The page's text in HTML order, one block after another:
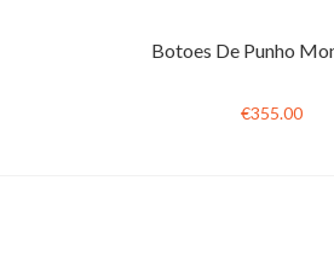
Botoes De Punho
€355.00